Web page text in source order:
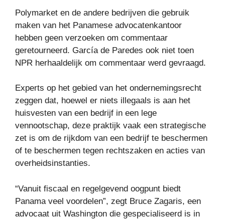
Polymarket en de andere bedrijven die gebruik
maken van het Panamese advocatenkantoor
hebben geen verzoeken om commentaar
geretourneerd. García de Paredes ook niet toen
NPR herhaaldelijk om commentaar werd gevraagd.
Experts op het gebied van het ondernemingsrecht
zeggen dat, hoewel er niets illegaals is aan het
huisvesten van een bedrijf in een lege
vennootschap, deze praktijk vaak een strategische
zet is om de rijkdom van een bedrijf te beschermen
of te beschermen tegen rechtszaken en acties van
overheidsinstanties.
“Vanuit fiscaal en regelgevend oogpunt biedt
Panama veel voordelen”, zegt Bruce Zagaris, een
advocaat uit Washington die gespecialiseerd is in